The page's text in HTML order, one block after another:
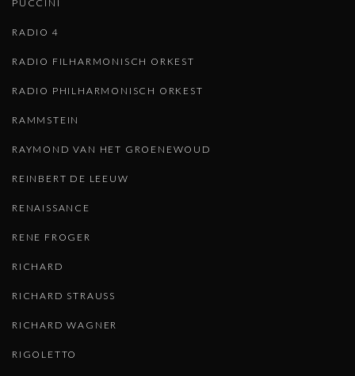
PUCCINI
RADIO 4
RADIO FILHARMONISCH ORKEST
RADIO PHILHARMONISCH ORKEST
RAMMSTEIN
RAYMOND VAN HET GROENEWOUD
REINBERT DE LEEUW
RENAISSANCE
RENE FROGER
RICHARD
RICHARD STRAUSS
RICHARD WAGNER
RIGOLETTO